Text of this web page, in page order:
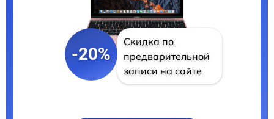
-20%
Скидка по
предварительной
записи на сайте